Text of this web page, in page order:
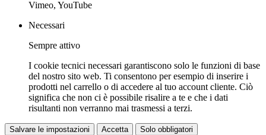
Vimeo, YouTube
Necessari
Sempre attivo
I cookie tecnici necessari garantiscono solo le funzioni di base
del nostro sito web. Ti consentono per esempio di inserire i
prodotti nel carrello o di accedere al tuo account cliente. Ciò
significa che non ci è possibile risalire a te e che i dati
risultanti non verranno mai trasmessi a terzi.
Salvare le impostazioni Accetta Solo obbligatori